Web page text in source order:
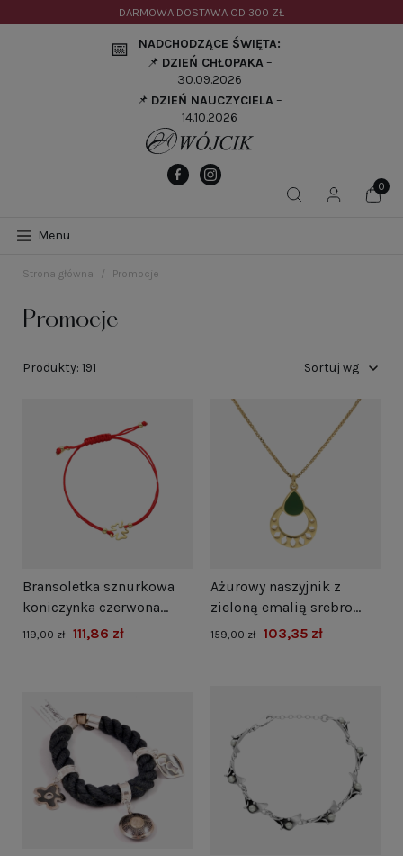
DARMOWA DOSTAWA OD300 ZŁ
📅
NADCHODZĄCE ŚWIĘTA:
📌 DZIEŃ CHŁOPAKA–
30.09.2026
📌 DZIEŃ NAUCZYCIELA–
14.10.2026
Menu
Strona główna Promocje
Promocje
Produkty: 191 Sortuj wg
Bransoletka sznurkowa
koniczynka czerwona
pozłacana
119,00 zł 111,86 zł
Ażurowy naszyjnik z
zieloną emalią srebro
pozłacane
159,00 zł 103,35 zł